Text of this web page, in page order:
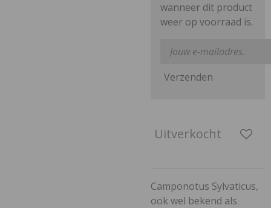
wanneer dit product
weer op voorraad is.
Verzenden
Uitverkocht
Camponotus Sylvaticus,
ook wel bekend als